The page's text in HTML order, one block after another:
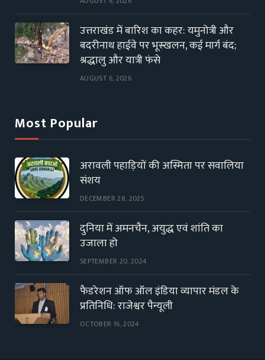
उत्तराखंड में बारिश का कहर: यमुनोत्री और
बदरीनाथ हाईवे पर भूस्खलन, कई मार्ग बंद;
श्रद्धालु और यात्री फंसे
AUGUST 6, 2026
Most Popular
अरावली पहाड़ियों की अस्मिता पर सवालिया
संशय
DECEMBER 28, 2025
दुनिया में अमनचैन, अयुद्ध एवं शांति का
उजाला हो
SEPTEMBER 20, 2024
फैडरेशन ऑफ ऑल इंडिया व्यापार मंडल के
प्रतिनिधि: राजेश्वर पैन्यूली
OCTOBER 16, 2024